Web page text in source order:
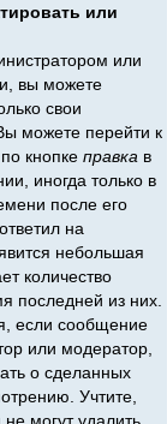
или
или
вы можете
свои
можете перейти к
кнопке правка в
иногда только в
после его
на
небольшая
количество
последней из них.
если сообщение
или модератор,
о сделанных
Учтите,